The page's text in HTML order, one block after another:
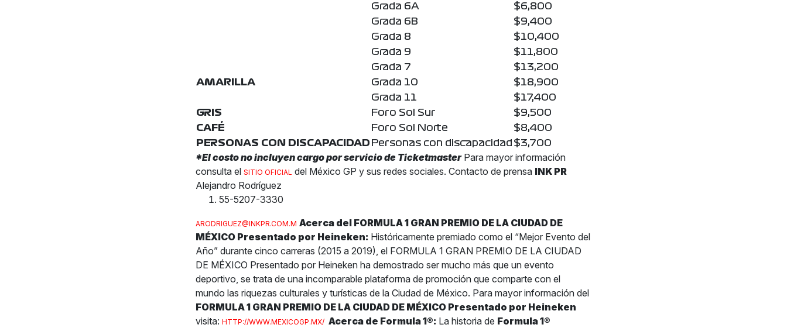
Grada 6A
$6,800
Grada 6B
$9,400
Grada 8
$10,400
Grada 9
$11,800
AMARILLA
Grada 7
$13,200
Grada 10
$18,900
Grada 11
$17,400
GRIS
Foro Sol Sur
$9,500
CAFÉ
Foro Sol Norte
$8,400
PERSONAS CON DISCAPACIDAD Personas con discapacidad $3,700
*El costo no incluyen cargo por servicio de Ticketmaster Para mayor información
consulta el SITIO OFICIAL del México GP y sus redes sociales. Contacto de prensa INK PR
Alejandro Rodríguez
55-5207-3330
ARODRIGUEZ@INKPR.COM.M Acerca del FORMULA 1 GRAN PREMIO DE LA CIUDAD DE
MÉXICO Presentado por Heineken: Históricamente premiado como el “Mejor Evento del
Año” durante cinco carreras (2015 a 2019), el FORMULA 1 GRAN PREMIO DE LA CIUDAD
DE MÉXICO Presentado por Heineken ha demostrado ser mucho más que un evento
deportivo, se trata de una incomparable plataforma de promoción que comparte con el
mundo las riquezas culturales y turísticas de la Ciudad de México. Para mayor información del
FORMULA 1 GRAN PREMIO DE LA CIUDAD DE MÉXICO Presentado por Heineken
visita: HTTP://WWW.MEXICOGP.MX/ Acerca de Formula 1®: La historia de Formula 1®